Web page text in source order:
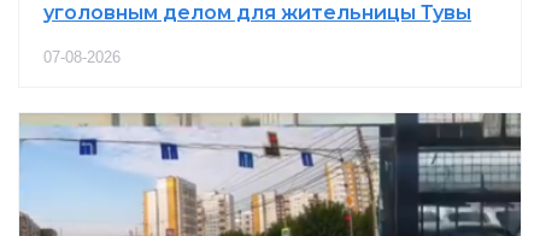
уголовным делом для жительницы Тувы
07-08-2026